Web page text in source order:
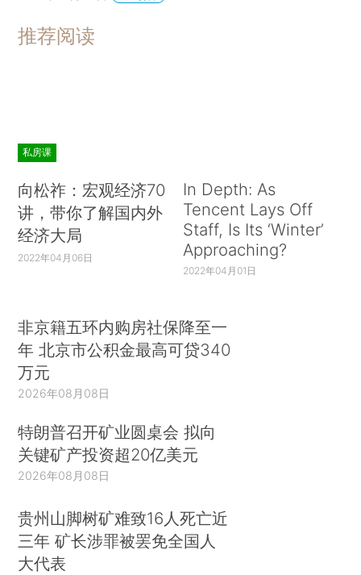
推荐阅读
私房课
向松祚：宏观经济70
讲，带你了解国内外
经济大局
2022年04月06日
In Depth: As
Tencent Lays Off
Staff, Is Its ‘Winter’
Approaching?
2022年04月01日
非京籍五环内购房社保降至一
年 北京市公积金最高可贷340
万元
2026年08月08日
特朗普召开矿业圆桌会 拟向
关键矿产投资超20亿美元
2026年08月08日
贵州山脚树矿难致16人死亡近
三年 矿长涉罪被罢免全国人
大代表